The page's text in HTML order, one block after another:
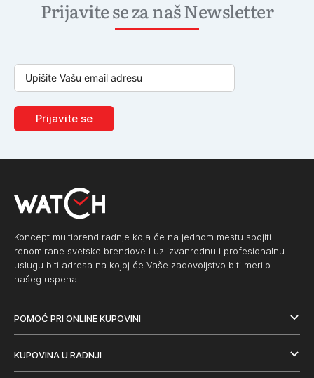
Prijavite se za naš Newsletter
Prijavite se
Koncept multibrend radnje koja će na jednom mestu spojiti
renomirane svetske brendove i uz izvanrednu i profesionalnu
uslugu biti adresa na kojoj će Vaše zadovoljstvo biti merilo
našeg uspeha.
POMOĆ PRI ONLINE KUPOVINI
KUPOVINA U RADNJI